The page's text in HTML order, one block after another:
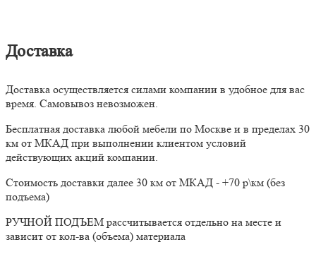
Доставка
Доставка осуществляется силами компании в удобное для вас
время. Самовывоз невозможен.
Бесплатная доставка любой мебели по Москве и в пределах 30
км от МКАД при выполнении клиентом условий
действующих акций компании.
Стоимость доставки далее 30 км от МКАД - +70 р\км (без
подъема)
РУЧНОЙ ПОДЪЕМ рассчитывается отдельно на месте и
зависит от кол-ва (объема) материала